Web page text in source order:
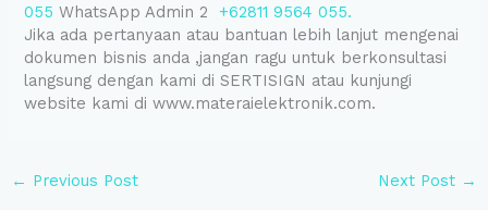
055 WhatsApp Admin 2+62811 9564 055.
Jika ada pertanyaan atau bantuan lebih lanjut mengenai
dokumen bisnis anda ,jangan ragu untuk berkonsultasi
langsung dengan kami di SERTISIGN atau kunjungi
website kami di www.materaielektronik.com.
← Previous Post Next Post →